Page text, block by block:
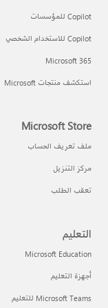
Copilot للمؤسسات
Copilot للاستخدام الشخصي
Microsoft 365
استكشف منتجات Microsoft
Microsoft Store
ملف تعريف الحساب
مركز التنزيل
تعقب الطلب
التعليم
Microsoft Education
أجهزة التعليم
Microsoft Teams للتعليم